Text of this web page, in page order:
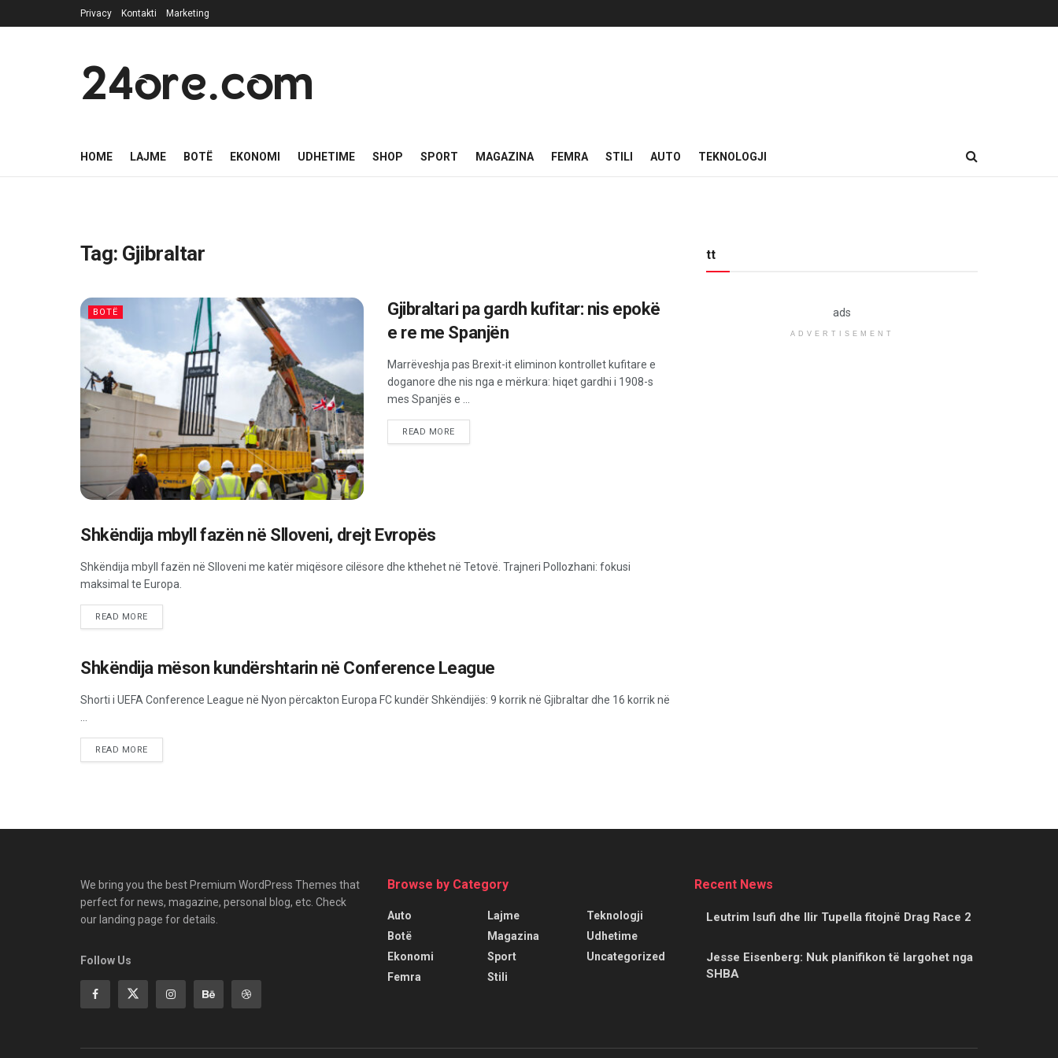
Privacy Kontakti Marketing
24ore.com
HOME LAJME BOTË EKONOMI UDHETIME SHOP SPORT MAGAZINA FEMRA STILI AUTO TEKNOLOGJI
Tag: Gjibraltar
BOTË
Gjibraltari pa gardh kufitar: nis epokë
e re me Spanjën
Marrëveshja pas Brexit-it eliminon kontrollet kufitare e
doganore dhe nis nga e mërkura: hiqet gardhi i 1908-s
mes Spanjës e ...
READ MORE
SPORT
Shkëndija mbyll fazën në Slloveni, drejt Evropës
Shkëndija mbyll fazën në Slloveni me katër miqësore cilësore dhe kthehet në Tetovë. Trajneri Pollozhani: fokusi
maksimal te Europa.
READ MORE
SPORT
Shkëndija mëson kundërshtarin në Conference League
Shorti i UEFA Conference League në Nyon përcakton Europa FC kundër Shkëndijës: 9 korrik në Gjibraltar dhe 16 korrik në
...
READ MORE
tt
ads
ADVERTISEMENT
We bring you the best Premium WordPress Themes that
perfect for news, magazine, personal blog, etc. Check
our landing page for details.
Follow Us
Browse by Category
Auto
Botë
Ekonomi
Femra
Lajme
Magazina
Sport
Stili
Teknologji
Udhetime
Uncategorized
Recent News
Leutrim Isufi dhe Ilir Tupella fitojnë Drag Race 2
Jesse Eisenberg: Nuk planifikon të largohet nga
SHBA